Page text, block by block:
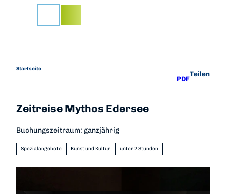
Startseite
PDF
Teilen
Zeitreise Mythos Edersee
Buchungszeitraum: ganzjährig
Spezialangebote Kunst und Kultur unter 2 Stunden